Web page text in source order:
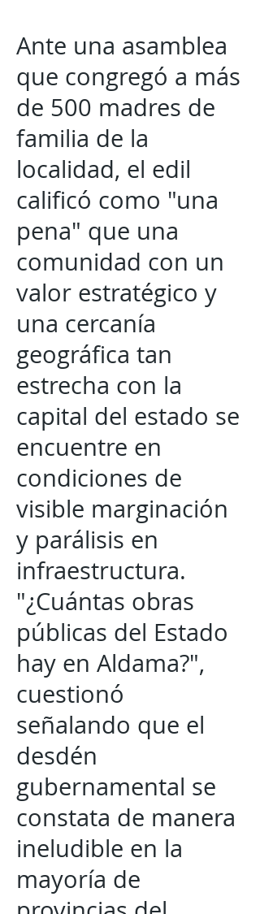
Ante una asamblea
que congregó a más
de 500 madres de
familia de la
localidad, el edil
calificó como "una
pena" que una
comunidad con un
valor estratégico y
una cercanía
geográfica tan
estrecha con la
capital del estado se
encuentre en
condiciones de
visible marginación
y parálisis en
infraestructura.
"¿Cuántas obras
públicas del Estado
hay en Aldama?",
cuestionó
señalando que el
desdén
gubernamental se
constata de manera
ineludible en la
mayoría de